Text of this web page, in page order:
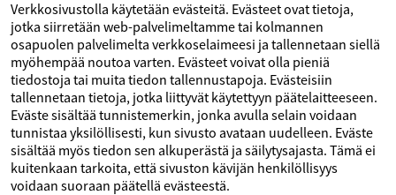
Verkkosivustolla käytetään evästeitä. Evästeet ovat tietoja,
jotka siirretään web-palvelimeltamme tai kolmannen
osapuolen palvelimelta verkkoselaimeesi ja tallennetaan siellä
myöhempää noutoa varten. Evästeet voivat olla pieniä
tiedostoja tai muita tiedon tallennustapoja. Evästeisiin
tallennetaan tietoja, jotka liittyvät käytettyyn päätelaitteeseen.
Eväste sisältää tunnistemerkin, jonka avulla selain voidaan
tunnistaa yksilöllisesti, kun sivusto avataan uudelleen. Eväste
sisältää myös tiedon sen alkuperästä ja säilytysajasta. Tämä ei
kuitenkaan tarkoita, että sivuston kävijän henkilöllisyys
voidaan suoraan päätellä evästeestä.